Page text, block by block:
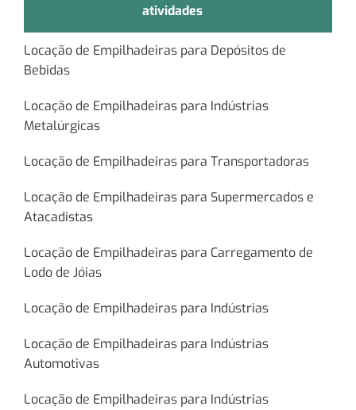
atividades
Locação de Empilhadeiras para Depósitos de
Bebidas
Locação de Empilhadeiras para Indústrias
Metalúrgicas
Locação de Empilhadeiras para Transportadoras
Locação de Empilhadeiras para Supermercados e
Atacadistas
Locação de Empilhadeiras para Carregamento de
Lodo de Jóias
Locação de Empilhadeiras para Indústrias
Locação de Empilhadeiras para Indústrias
Automotivas
Locação de Empilhadeiras para Indústrias